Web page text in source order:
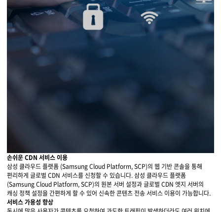
손쉬운 CDN 서비스 이용
삼성 클라우드 플랫폼 (Samsung Cloud Platform, SCP)의 웹 기반 콘솔을 통해
편리하게 글로벌 CDN 서비스를 신청할 수 있습니다. 삼성 클라우드 플랫폼
(Samsung Cloud Platform, SCP)의 원본 서버 설정과 글로벌 CDN 엣지 서버의
캐싱 정책 설정을 간편하게 할 수 있어 신속한 콘텐츠 전송 서비스 이용이 가능합니다.
서비스 가용성 향상